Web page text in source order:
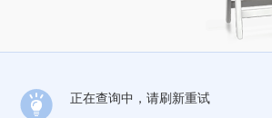
正在查询中，请刷新重试